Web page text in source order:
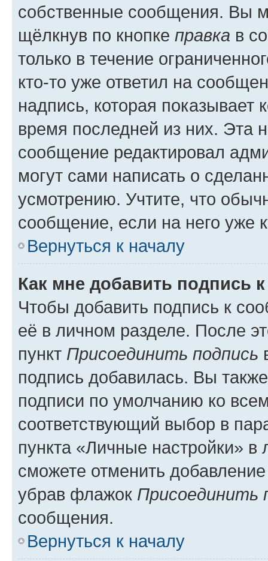
собственные сообщения. Вы
щёлкнув по кнопке правка в
только в течение
кто-то уже ответил на
надпись, которая показывает
время последней из них. Эта
сообщение редактировал
могут сами написать о
усмотрению. Учтите, что
сообщение, если на него уже
Вернуться к началу
Как мне добавить подпись
Чтобы добавить подпись к
её в личном разделе. После
пункт Присоединить подпись
подпись добавилась. Вы
подписи по умолчанию ко
соответствующий выбор в
пункта «Личные настройки»
сможете отменить
убрав флажок Присоединить
сообщения.
Вернуться к началу